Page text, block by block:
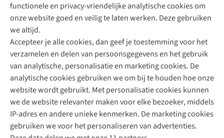
functionele en privacy-vriendelijke analytische cookies om
onze website goed en veilig te laten werken. Deze gebruiken
we altijd.
Accepteer je alle cookies, dan geef je toestemming voor het
verzamelen en delen van persoonsgegevens en het gebruik
van analytische, personalisatie en marketing cookies. De
analytische cookies gebruiken we om bij te houden hoe onze
website wordt gebruikt. Met personalisatie cookies kunnen
we de website relevanter maken voor elke bezoeker, middels
IP-adres en andere unieke kenmerken. De marketing cookies
gebruiken we voor het personaliseren van advertenties.
Direct advies van een Buitenexpert
+31 (0)85 888 50 88
+31 6 12 28 49 80
Contactformulier